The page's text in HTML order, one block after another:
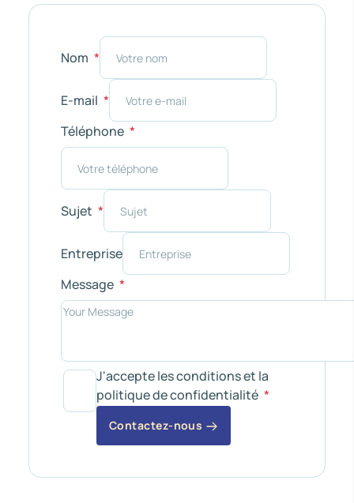
Nom
E-mail
Téléphone
Sujet
Entreprise
Message
J'accepte les conditions et la
politique de confidentialité
Contactez-nous